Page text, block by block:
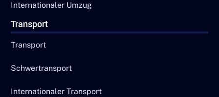
Internationaler Umzug
Transport
Transport
Schwertransport
Internationaler Transport